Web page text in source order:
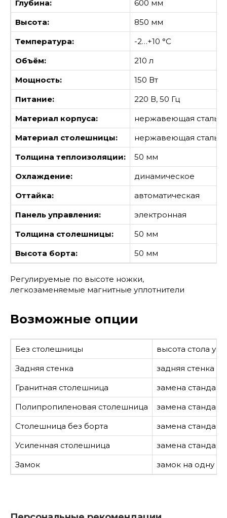
Глубина:
600 мм
Высота:
850 мм
Температура:
-2…+10 °С
Объём:
210 л
Мощность:
150 Вт
Питание:
220 В, 50 Гц
Материал корпуса:
нержавеющая сталь
Материал столешницы:
нержавеющая сталь
Толщина теплоизоляции:
50 мм
Охлаждение:
динамическое
Оттайка:
автоматическая
Панель управления:
электронная
Толщина столешницы:
50 мм
Высота борта:
50 мм
Регулируемые по высоте ножки,
легкозаменяемые магнитные уплотнители
Возможные опции
Без столешницы
высота стола
Задняя стенка
задняя стенка
Гранитная столешница
замена
Полипропиленовая столешница
замена
Столешница без борта
замена
Усиленная столешница
замена
Замок
замок на одну